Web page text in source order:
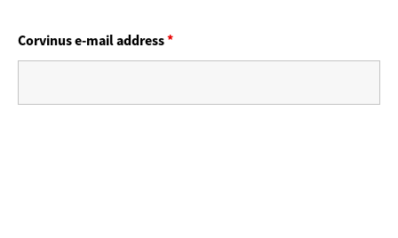
Corvinus e-mail address*